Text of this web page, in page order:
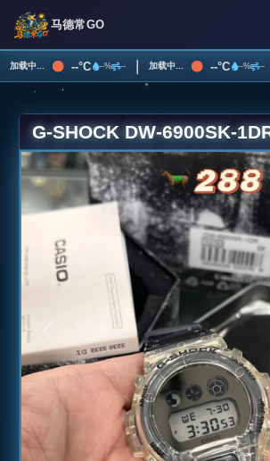
马德常GO
加载中... --°C --% -- | 加载中... --°C --% --
G-SHOCK DW-6900SK-